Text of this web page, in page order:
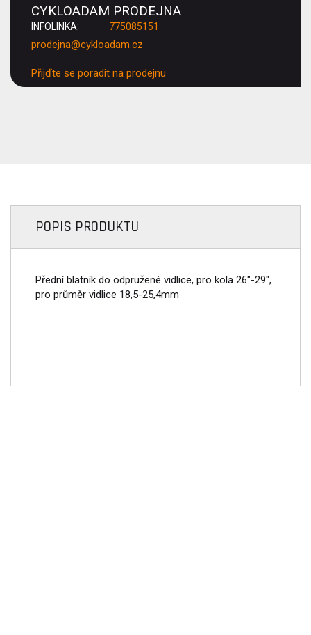
CYKLOADAM PRODEJNA
INFOLINKA: 775085151
prodejna@cykloadam.cz
Přijďte se poradit na prodejnu
POPIS PRODUKTU
Přední blatník do odpružené vidlice, pro kola 26"-29",
pro průměr vidlice 18,5-25,4mm